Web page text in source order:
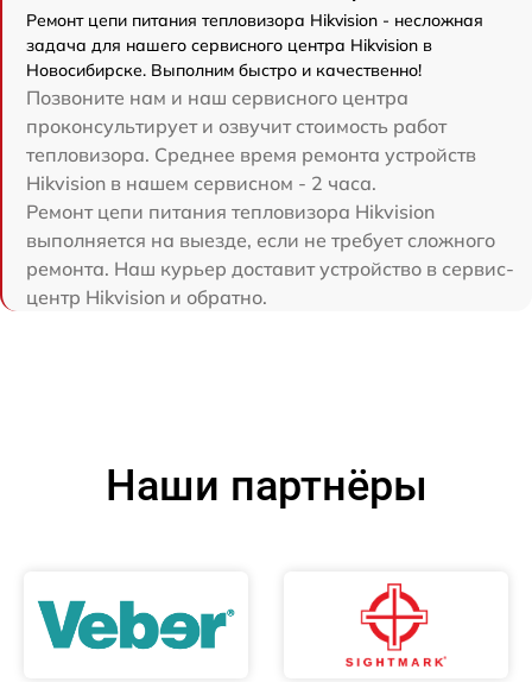
Ремонт цепи питания тепловизора Hikvision - несложная
задача для нашего сервисного центра Hikvision в
Новосибирске. Выполним быстро и качественно!
Позвоните нам и наш сервисного центра
проконсультирует и озвучит стоимость работ
тепловизора. Среднее время ремонта устройств
Hikvision в нашем сервисном - 2 часа.
Ремонт цепи питания тепловизора Hikvision
выполняется на выезде, если не требует сложного
ремонта. Наш курьер доставит устройство в сервис-
центр Hikvision и обратно.
Наши партнёры